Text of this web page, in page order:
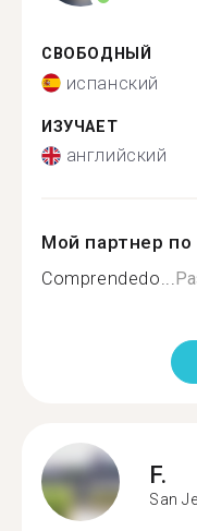
СВОБОДНЫЙ
испанский
ИЗУЧАЕТ
английский
Мой партнер
Comprendedo...
F.
San